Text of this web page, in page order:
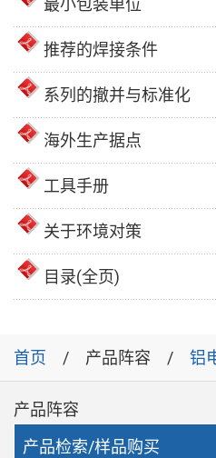
推荐的焊接条件
系列的撤并与标准化
海外生产据点
工具手册
关于环境对策
目录(全页)
首页 产品阵容 铝
产品阵容
产品检索/样品购买